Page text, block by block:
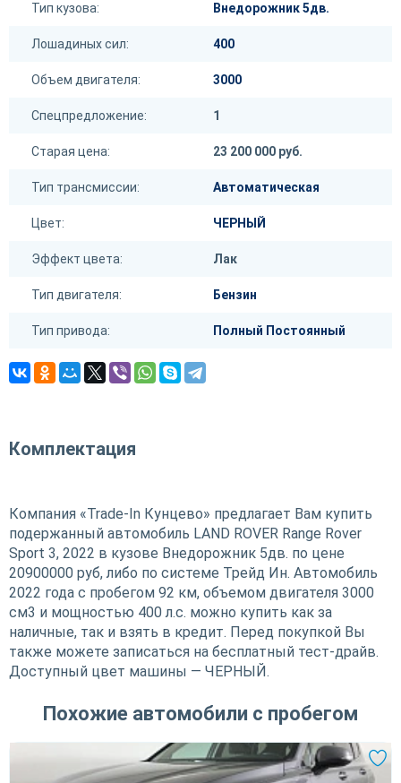
Тип кузова: Внедорожник 5дв.
Лошадиных сил: 400
Объем двигателя: 3000
Спецпредложение: 1
Старая цена: 23 200 000 руб.
Тип трансмиссии: Автоматическая
Цвет: ЧЕРНЫЙ
Эффект цвета: Лак
Тип двигателя: Бензин
Тип привода: Полный Постоянный
Комплектация
Компания «Trade-In Кунцево» предлагает Вам купить
подержанный автомобиль LAND ROVER Range Rover
Sport 3, 2022 в кузове Внедорожник 5дв. по цене
20900000 руб, либо по системе Трейд Ин. Автомобиль
2022 года с пробегом 92 км, объемом двигателя 3000
см3 и мощностью 400 л.с. можно купить как за
наличные, так и взять в кредит. Перед покупкой Вы
также можете записаться на бесплатный тест-драйв.
Доступный цвет машины — ЧЕРНЫЙ.
Похожие автомобили с пробегом